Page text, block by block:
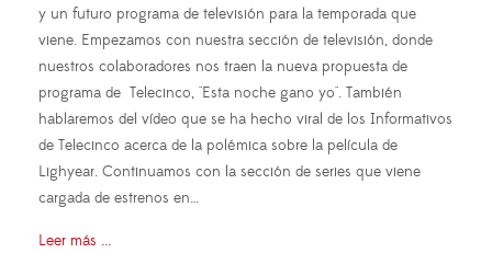
y un futuro programa de televisión para la temporada que
viene. Empezamos con nuestra sección de televisión, donde
nuestros colaboradores nos traen la nueva propuesta de
programa de Telecinco, "Esta noche gano yo". También
hablaremos del vídeo que se ha hecho viral de los Informativos
de Telecinco acerca de la polémica sobre la película de
Lighyear. Continuamos con la sección de series que viene
cargada de estrenos en…
Leer más ...